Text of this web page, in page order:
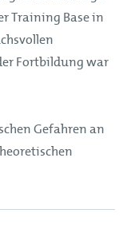
Training Base in
Fortbildung war
Gefahren an